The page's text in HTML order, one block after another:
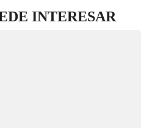
INTERESAR